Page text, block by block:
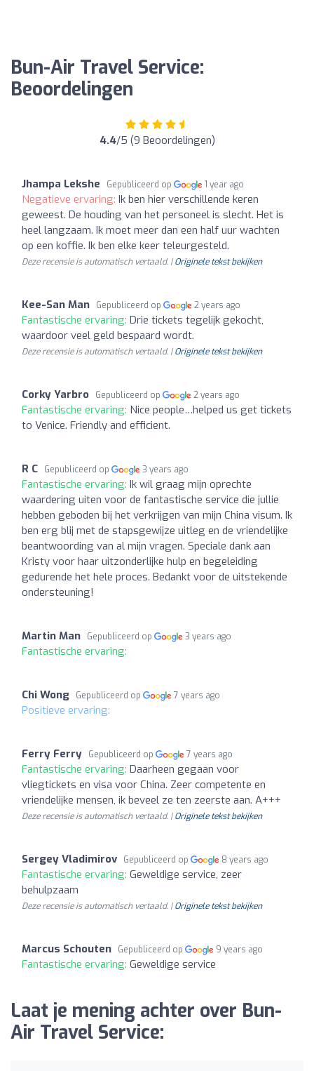
Bun-Air Travel Service:
Beoordelingen
4.4/5 (9 Beoordelingen)
Jhampa Lekshe Gepubliceerd op 1 year ago
Negatieve ervaring: Ik ben hier verschillende keren
geweest. De houding van het personeel is slecht. Het is
heel langzaam. Ik moet meer dan een half uur wachten
op een koffie. Ik ben elke keer teleurgesteld.
Deze recensie is automatisch vertaald. |Originele tekst bekijken
Kee-San Man Gepubliceerd op 2 years ago
Fantastische ervaring: Drie tickets tegelijk gekocht,
waardoor veel geld bespaard wordt.
Deze recensie is automatisch vertaald. |Originele tekst bekijken
Corky Yarbro Gepubliceerd op 2 years ago
Fantastische ervaring: Nice people…helped us get tickets
to Venice. Friendly and efficient.
R C Gepubliceerd op 3 years ago
Fantastische ervaring: Ik wil graag mijn oprechte
waardering uiten voor de fantastische service die jullie
hebben geboden bij het verkrijgen van mijn China visum. Ik
ben erg blij met de stapsgewijze uitleg en de vriendelijke
beantwoording van al mijn vragen. Speciale dank aan
Kristy voor haar uitzonderlijke hulp en begeleiding
gedurende het hele proces. Bedankt voor de uitstekende
ondersteuning!
Martin Man Gepubliceerd op 3 years ago
Fantastische ervaring:
Chi Wong Gepubliceerd op 7 years ago
Positieve ervaring:
Ferry Ferry Gepubliceerd op 7 years ago
Fantastische ervaring: Daarheen gegaan voor
vliegtickets en visa voor China. Zeer competente en
vriendelijke mensen, ik beveel ze ten zeerste aan. A+++
Deze recensie is automatisch vertaald. |Originele tekst bekijken
Sergey Vladimirov Gepubliceerd op 8 years ago
Fantastische ervaring: Geweldige service, zeer
behulpzaam
Deze recensie is automatisch vertaald. |Originele tekst bekijken
Marcus Schouten Gepubliceerd op 9 years ago
Fantastische ervaring: Geweldige service
Laat je mening achter over Bun-
Air Travel Service: